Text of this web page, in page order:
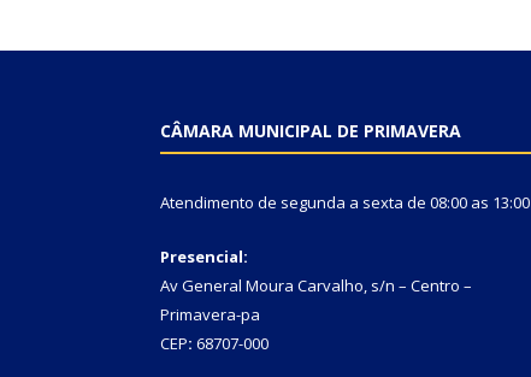
CÂMARA MUNICIPAL DE PRIMAVERA
Atendimento de segunda a sexta de 08:00 as 13:00
Presencial:
Av General Moura Carvalho, s/n – Centro –
Primavera-pa
CEP: 68707-000